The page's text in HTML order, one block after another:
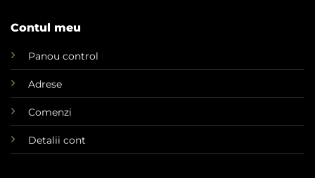
Contul meu
Panou control
Adrese
Comenzi
Detalii cont